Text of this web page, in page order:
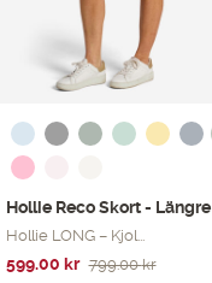
Hollie Reco Skort - Längre
Hollie LONG – Kjol...
799.00kr
Det
599.00 kr
Det